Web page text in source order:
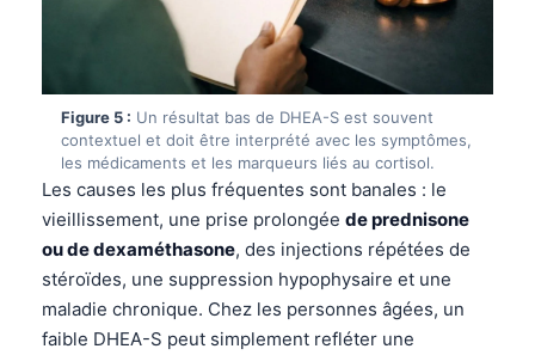
Figure 5 : Un résultat bas de DHEA-S est souvent
contextuel et doit être interprété avec les symptômes,
les médicaments et les marqueurs liés au cortisol.
Les causes les plus fréquentes sont banales : le
vieillissement, une prise prolongée de prednisone
ou de dexaméthasone, des injections répétées de
stéroïdes, une suppression hypophysaire et une
maladie chronique. Chez les personnes âgées, un
faible DHEA-S peut simplement refléter une
አማርኛ
Українська
Català
Қазақ тілі
Suomi
Hrvatski